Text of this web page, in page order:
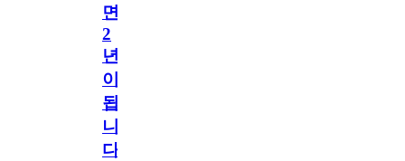
면
2
년
이
됩
니
다.